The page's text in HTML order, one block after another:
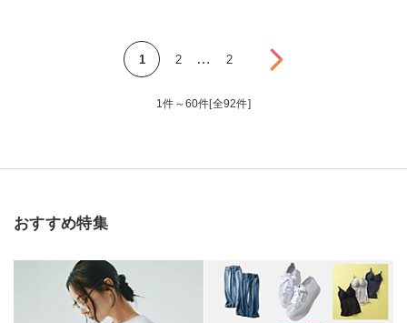
1 2 … 2 次へ
1件～60件[全92件]
おすすめ特集